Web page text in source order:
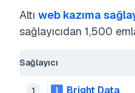
Altı web kazıma
sağlayıcıdan 1,500
Sağlayıcı
1 Bright Data